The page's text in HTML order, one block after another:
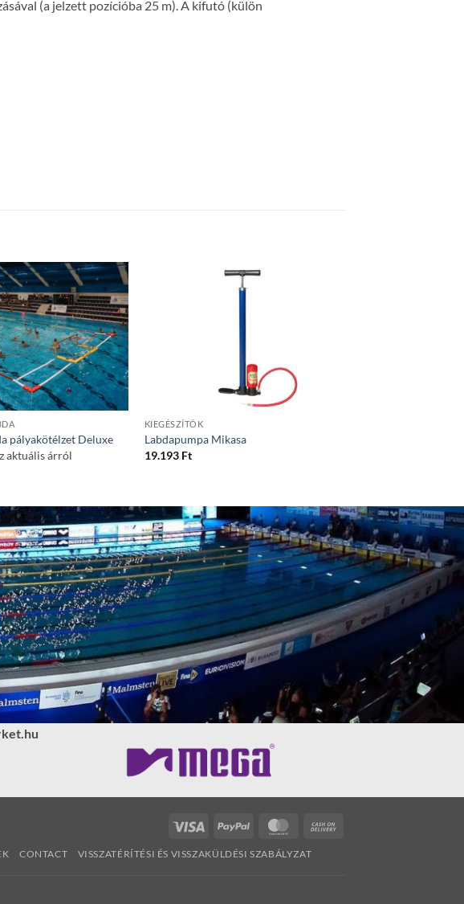
(a jelzett pozícióba 25 m). A kifutó (külön
pályakötélzet Deluxe
aktuális árról
KIEGÉSZÍTŐK
Labdapumpa Mikasa
19.193 Ft
Visa PayPal MasterCard
CONTACT
VISSZATÉRÍTÉSI ÉS VISSZAKÜLDÉSI SZABÁLYZAT